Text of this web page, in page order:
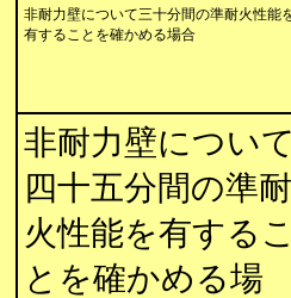
非耐力壁について三十分間の準耐火性能
有することを確かめる場合
非耐力壁につい
四十五分間の準耐
火性能を有する
とを確かめる場